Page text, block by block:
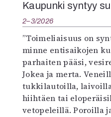
Kaupunki syntyy
2–3/2026
”Toimeliaisuus on
minne entisaikojen
parhaiten pääsi,
Jokea ja merta.
tukkilautoilla,
hiihtäen tai
vetopeleillä. Poroilla